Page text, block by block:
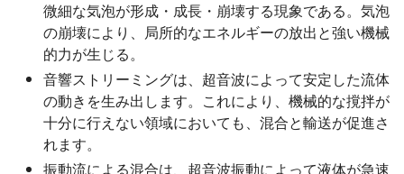
微細な気泡が形成・成長・崩壊する現象である。気泡
の崩壊により、局所的なエネルギーの放出と強い機械
的力が生じる。
音響ストリーミングは、超音波によって安定した流体
の動きを生み出します。これにより、機械的な撹拌が
十分に行えない領域においても、混合と輸送が促進さ
れます。
振動流による混合は、超音波振動によって液体が急速